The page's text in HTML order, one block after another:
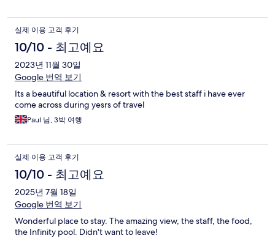
실제 이용 고객 후기
10/10 - 최고예요
2023년 11월 30일
Google 번역 보기
Its a beautiful location & resort with the best staff i have ever
come across during yesrs of travel
Paul 님, 3박 여행
실제 이용 고객 후기
10/10 - 최고예요
2025년 7월 18일
Google 번역 보기
Wonderful place to stay. The amazing view, the staff, the food,
the Infinity pool. Didn't want to leave!